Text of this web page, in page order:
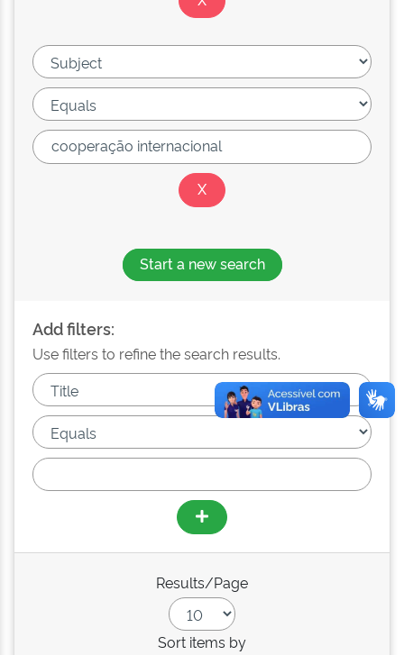
Start a new search
Add filters:
Use filters to refine the search results.
Results/Page
Sort items by